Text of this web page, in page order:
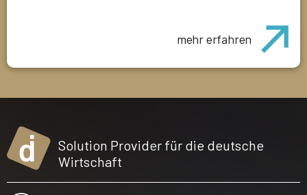
mehr erfahren
Solution Provider für die deutsche
Wirtschaft